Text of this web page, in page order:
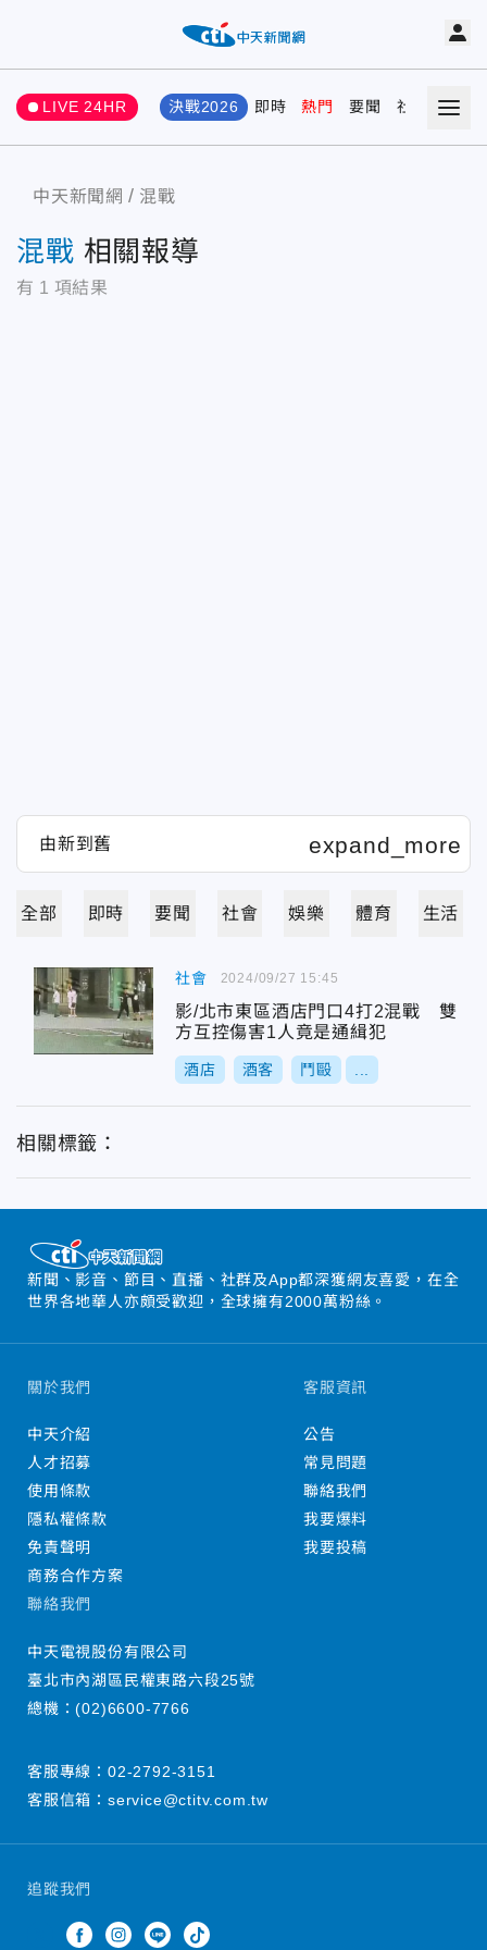
LIVE 24HR 決戰2026 即時 熱門 要聞 社會 娛樂
中天新聞網 混戰
混戰 相關報導
有 1 項結果
全部 即時 要聞 社會 娛樂 體育 生活
社會
影/北市東區酒店門口4打2混戰 雙
方互控傷害1人竟是通緝犯
酒店 酒客 鬥毆
2024/09/27 15:45
相關標籤：
新聞、影音、節目、直播、社群及App都深獲網友喜愛，在全
世界各地華人亦頗受歡迎，全球擁有2000萬粉絲。
追蹤我們
關於我們
中天介紹
人才招募
使用條款
隱私權條款
免責聲明
商務合作方案
客服資訊
公告
常見問題
聯絡我們
我要爆料
我要投稿
聯絡我們
中天電視股份有限公司
臺北市內湖區民權東路六段25號
總機：(02)6600-7766
客服專線： 02-2792-3151
客服信箱： service@ctitv.com.tw